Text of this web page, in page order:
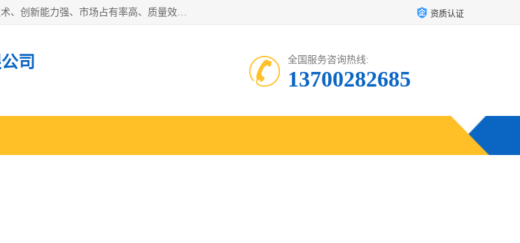
“专精特新”中小企业是指经省工业和信息化厅认定，专注于细分市场、掌握关键核心技术、创新能力强、市场占有率高、质量效益优，在专业化、精细化、特色化、新颖化等方面表现突出的中小企业。 资质认证
司 全国服务咨询热线:
13700282685